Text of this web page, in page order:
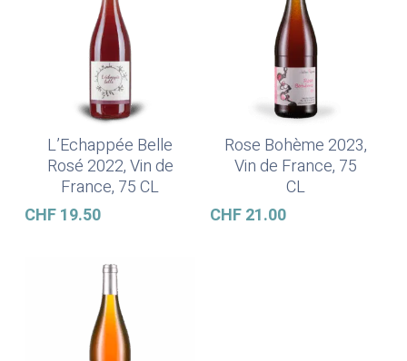
Weiterlesen
L’Echappée Belle
Rosé 2022, Vin de
France, 75 CL
CHF19.50
In Den Warenkorb
Rose Bohème 2023,
Vin de France, 75
CL
CHF21.00